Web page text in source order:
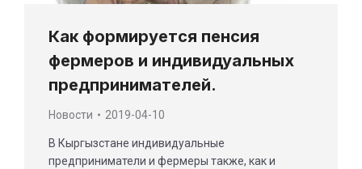
Как формируется пенсия
фермеров и индивидуальных
предпринимателей.
Новости 2019-04-10
В Кыргызстане индивидуальные
предприниматели и фермеры также, как и